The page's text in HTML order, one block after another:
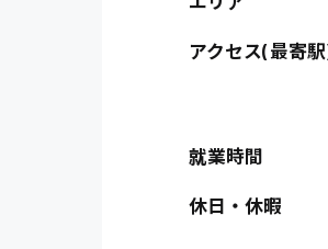
アクセス(最寄
就業時間
休日・休暇